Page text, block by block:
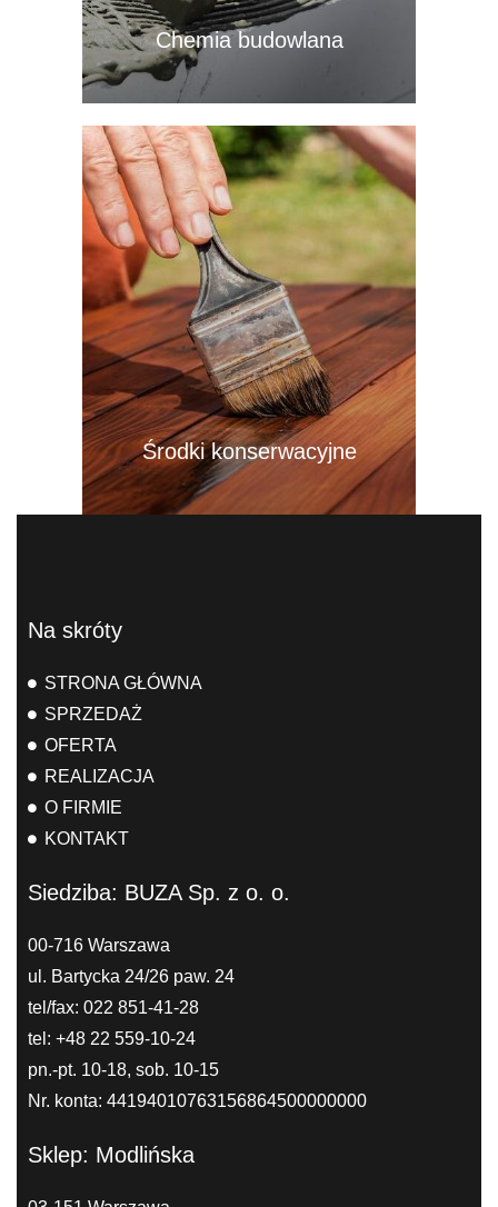
Chemia budowlana
Środki konserwacyjne
Na skróty
STRONA GŁÓWNA
SPRZEDAŻ
OFERTA
REALIZACJA
O FIRMIE
KONTAKT
Siedziba: BUZA Sp. z o. o.
00-716 Warszawa
ul. Bartycka 24/26 paw. 24
tel/fax: 022 851-41-28
tel: +48 22 559-10-24
pn.-pt. 10-18, sob. 10-15
Nr. konta: 44194010763156864500000000
Sklep: Modlińska